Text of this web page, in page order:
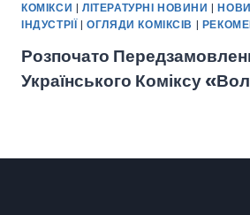
КОМІКСИ | ЛІТЕРАТУРНІ НОВИНИ |
ІНДУСТРІЇ |ОГЛЯДИ КОМІКСІВ |
Розпочато
Українського Коміксу